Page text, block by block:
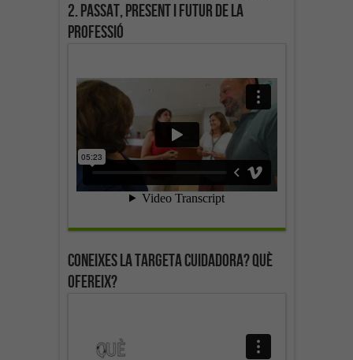
2. Passat, present i futur de la
professió
Coneixes la targeta cuidadora? Què
ofereix?